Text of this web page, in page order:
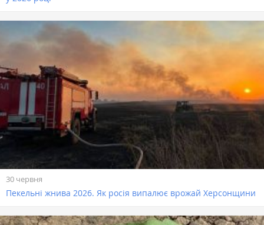
30 червня
Пекельні жнива 2026. Як росія випалює врожай Херсонщини